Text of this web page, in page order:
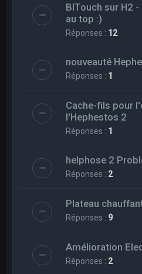
BlTouch sur H2
au top :)
Réponses : 12
nouveauté
Réponses : 1
Cache-fils pour
l'Hephestos 2
Réponses : 1
helphose 2
Réponses : 2
Plateau
Réponses : 9
Amélioration
Réponses : 2